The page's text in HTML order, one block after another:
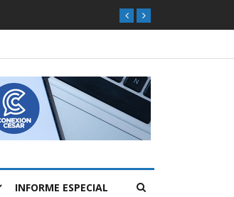
INFORME ESPECIAL